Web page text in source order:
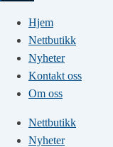
Hjem
Nettbutikk
Nyheter
Kontakt oss
Om oss
Nettbutikk
Nyheter